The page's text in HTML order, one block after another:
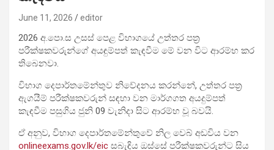
June 11, 2026 editor
2026 අ.පො.ස උසස් පෙළ විභාගයේ උත්තර පත්‍ර
පරීක්ෂකවරුන්ගේ අයඳුම්පත් කැඳවීම මේ වන විට ආරම්භ කර
තිබෙනවා.
විභාග දෙපාර්තමේන්තුව නිවේදනය කරන්නේ, උත්තර පත්‍ර
ඇගයීම් පරීක්ෂකවරුන් සඳහා වන මාර්ගගත අයදුම්පත්
කැඳවීම පසුගිය ජුනි 09 වැනිදා සිට ආරම්භ වූ බවයි.
ඒ අනුව, විභාග දෙපාර්තමේන්තුවේ නිල වෙබ් අඩවිය වන
onlineexams.gov.lk/eic සබැඳිය ඔස්සේ පරීක්ෂකවරුන්ට සිය